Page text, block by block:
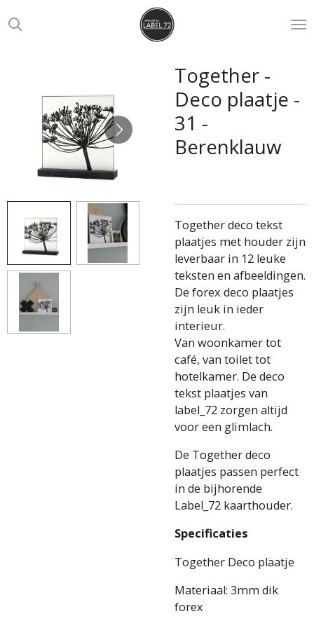
Ga
direct
Together -
Deco plaatje -
31 -
Berenklauw
Together deco tekst
plaatjes met houder zijn
leverbaar in 12 leuke
teksten en afbeeldingen.
De forex deco plaatjes
zijn leuk in ieder
interieur.
Van woonkamer tot
café, van toilet tot
hotelkamer. De deco
tekst plaatjes van
label_72 zorgen altijd
voor een glimlach.
De Together deco
plaatjes passen perfect
in de bijhorende
Label_72 kaarthouder.
Specificaties
Together Deco plaatje
Materiaal: 3mm dik
forex